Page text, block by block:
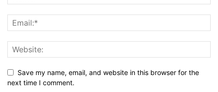
Save my name, email, and website in this browser for the
next time I comment.